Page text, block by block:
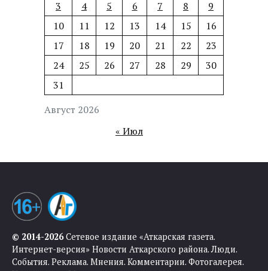
Август 2026
3
4 5 6 7 8
9
10
11 12 13 14 15
16
17
18 19 20 21 22
23
24
25 26 27 28 29
30
31
« Июл
© 2014-2026Сетевое издание «Аткарская газета.
Интернет-версия» Новости Аткарского района. Люди.
События. Реклама. Мнения. Комментарии. Фотогалерея.